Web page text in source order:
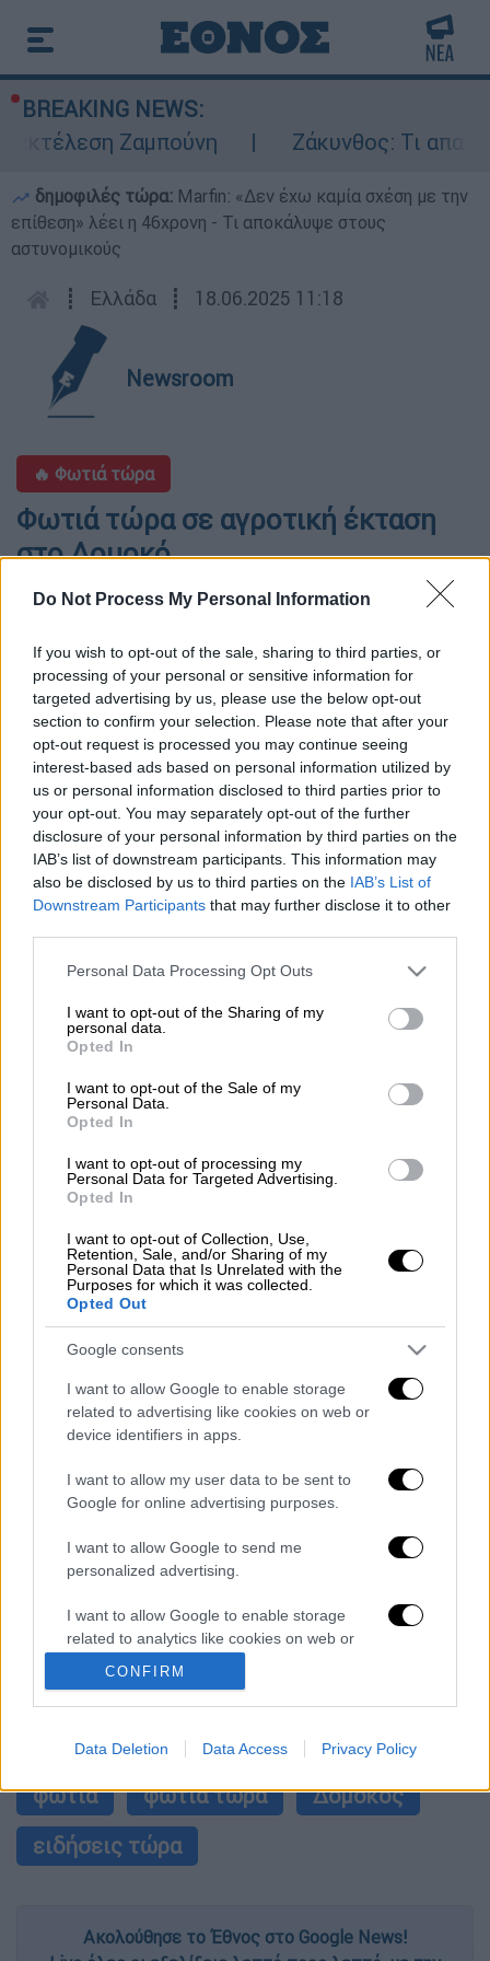
Do Not Process My Personal Information
If you wish to opt-out of the sale, sharing to third parties, or
processing of your personal or sensitive information for
targeted advertising by us, please use the below opt-out
section to confirm your selection. Please note that after your
opt-out request is processed you may continue seeing
interest-based ads based on personal information utilized by
us or personal information disclosed to third parties prior to
your opt-out. You may separately opt-out of the further
disclosure of your personal information by third parties on the
IAB’s list of downstream participants. This information may
also be disclosed by us to third parties on the IAB’s List of
Downstream Participants that may further disclose it to other
Please note that this website/app uses one or more Google
not limited to your visit or usage behaviour. You may click to
grant or deny consent to Google and its third-party tags to
use your data for below specified purposes in below Google
consent section.
Personal Data Processing Opt Outs
I want to opt-out of the Sharing of my
personal data.
Opted In
I want to opt-out of the Sale of my
Personal Data.
Opted In
I want to opt-out of processing my
Personal Data for Targeted Advertising.
Opted In
I want to opt-out of Collection, Use,
Retention, Sale, and/or Sharing of my
Personal Data that Is Unrelated with the
Purposes for which it was collected.
Opted Out
Google consents
I want to allow Google to enable storage
related to advertising like cookies on web or
device identifiers in apps.
I want to allow my user data to be sent to
Google for online advertising purposes.
I want to allow Google to send me
personalized advertising.
I want to allow Google to enable storage
related to analytics like cookies on web or
I want to allow Google to enable storage
related to personalization.
I want to allow Google to enable storage
related to security, including authentication
CONFIRM
Data Deletion Data Access Privacy Policy
BREAKING NEWS:
Ζαμπούνη
Ζάκυνθος: Τι
δημοφιλές τώρα: Marfin: «Δεν έχω καμία σχέση με την
επίθεση» λέει η 46χρονη - Τι αποκάλυψε στους
αστυνομικούς
┋ Ελλάδα ┋ 18.06.2025 11:18
Newsroom
🔥 Φωτιά τώρα
Φωτιά τώρα σε αγροτική έκταση
στο Δομοκό
Σηκώθηκαν εναέρια μέσα
Πυροσβεστικό αεροσκάφος κάνει ρίψη νερού / EUROKINISSI
Φωτιά ξέσπασε σε αγροτική έκταση το πρωί
της Πέμπτης στον Δομοκό.
Για την κατάσβεση της πυρκαγιάς στο σημείο
έχουν σπεύσει 20 πυροσβέστες με μια ομάδα
πεζοπόρων και 5 οχήματα, ενώ από αέρος
ρίψεις νερού κάνουν δύο αεροσκάφη.
Διαβάστε ακόμη
Σαν το τρομακτικό It: 15χρονο ντυμένος
κλόουν μαχαίρωσε μέχρι θανάτου
ηλικιωμένο - Τον κατέγραψε κάμερα
«Πόλεμος» για τους χρόνους των
δρομολογίων: Τα σωματεία απαντούν στις
καταγγελίες, οι παρατάξεις περνούν στην
Κόλαφος ΟΟΣΑ: Στην τελευταία θέση η
εισόδημα των νοικοκυριών
#TAGS
φωτιά φωτιά τώρα
Δομοκός
ειδήσεις τώρα
Ακολούθησε το Έθνος στο Google News!